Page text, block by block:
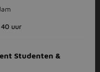
uur
Studenten &